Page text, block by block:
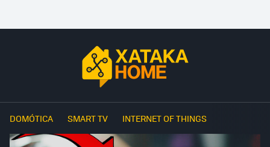
DOMÓTICA SMART TV INTERNET OF THINGS